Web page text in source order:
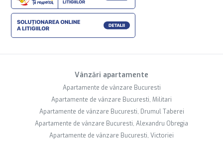
Vânzări apartamente
Apartamente de vânzare Bucuresti
Apartamente de vânzare Bucuresti, Militari
Apartamente de vânzare Bucuresti, Drumul Taberei
Apartamente de vânzare Bucuresti, Alexandru Obregia
Apartamente de vânzare Bucuresti, Victoriei